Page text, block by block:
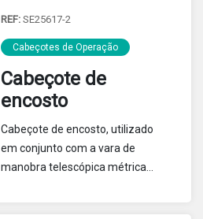
REF: SE25617-2
Cabeçotes de Operação
Cabeçote de
encosto
Cabeçote de encosto, utilizado
em conjunto com a vara de
manobra telescópica métrica